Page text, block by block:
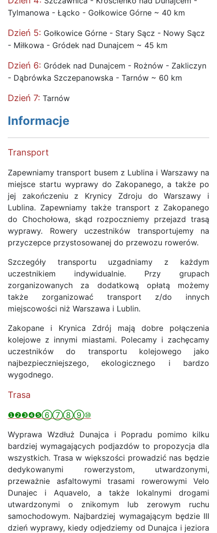
Tylmanowa - Łącko - Gołkowice Górne ~ 40 km
Dzień 5: Gołkowice Górne - Stary Sącz - Nowy Sącz
- Miłkowa - Gródek nad Dunajcem ~ 45 km
Dzień 6: Gródek nad Dunajcem - Rożnów - Zakliczyn
- Dąbrówka Szczepanowska - Tarnów ~ 60 km
Dzień 7: Tarnów
Informacje
Transport
Zapewniamy transport busem z Lublina i Warszawy na
miejsce startu wyprawy do Zakopanego, a także po
jej zakończeniu z Krynicy Zdroju do Warszawy i
Lublina. Zapewniamy także transport z Zakopanego
do Chochołowa, skąd rozpoczniemy przejazd trasą
wyprawy. Rowery uczestników transportujemy na
przyczepce przystosowanej do przewozu rowerów.
Szczegóły transportu uzgadniamy z każdym
uczestnikiem indywidualnie. Przy grupach
zorganizowanych za dodatkową opłatą możemy
także zorganizować transport z/do innych
miejscowości niż Warszawa i Lublin.
Zakopane i Krynica Zdrój mają dobre połączenia
kolejowe z innymi miastami. Polecamy i zachęcamy
uczestników do transportu kolejowego jako
najbezpieczniejszego, ekologicznego i bardzo
wygodnego.
Trasa
❶❷❸❹❺⑥⑦⑧⑨⑩
Wyprawa Wzdłuż Dunajca i Popradu pomimo kilku
bardziej wymagających podjazdów to propozycja dla
wszystkich. Trasa w większości prowadzić nas będzie
dedykowanymi rowerzystom, utwardzonymi,
przeważnie asfaltowymi trasami rowerowymi Velo
Dunajec i Aquavelo, a także lokalnymi drogami
utwardzonymi o znikomym lub zerowym ruchu
samochodowym. Najbardziej wymagającym będzie III
dzień wyprawy, kiedy odjedziemy od Dunajca i jeziora